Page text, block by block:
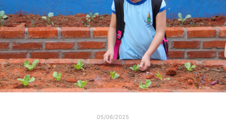
05/06/2025